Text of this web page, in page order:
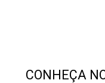
CONHEÇA